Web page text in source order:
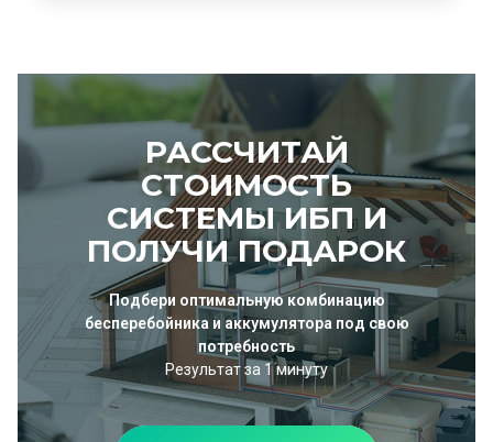
РАССЧИТАЙ
СТОИМОСТЬ
СИСТЕМЫ ИБП И
ПОЛУЧИ ПОДАРОК
Подбери оптимальную комбинацию
бесперебойника и аккумулятора под свою
потребность
Результат за 1 минуту